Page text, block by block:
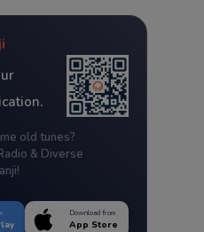
old tunes?
& Diverse
Download from
App Store